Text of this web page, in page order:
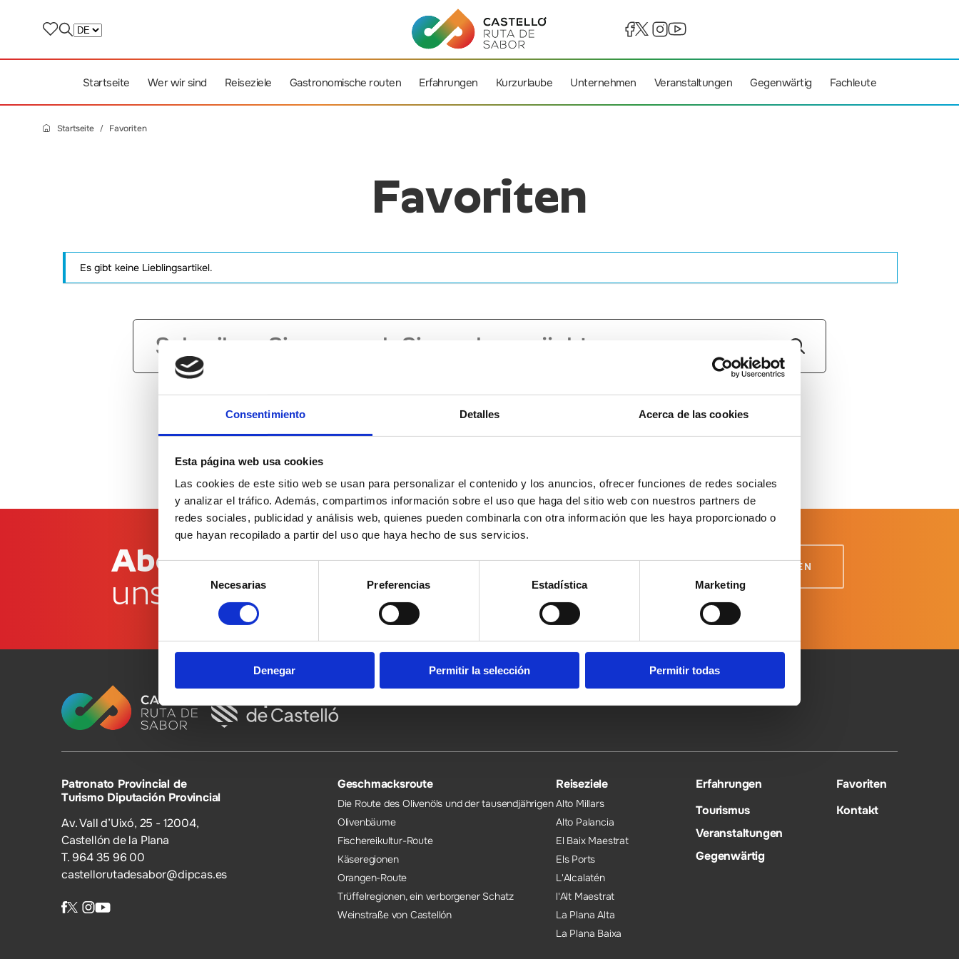
Consentimiento Detalles Acerca de las cookies
Esta página web usa cookies
Las cookies de este sitio web se usan para personalizar el contenido y los anuncios, ofrecer funciones de redes sociales
y analizar el tráfico. Además, compartimos información sobre el uso que haga del sitio web con nuestros partners de
redes sociales, publicidad y análisis web, quienes pueden combinarla con otra información que les haya proporcionado o
que hayan recopilado a partir del uso que haya hecho de sus servicios.
Selección
de
consentimiento
Necesarias Preferencias Estadística Marketing
Denegar Permitir la selección Permitir todas
Startseite Wer wir sind Reiseziele Gastronomische routen Erfahrungen Kurzurlaube Unternehmen Veranstaltungen Gegenwärtig Fachleute
Startseite Favoriten
Favoriten
Es gibt keine Lieblingsartikel.
Abonnieren Sie
unseren Newsletter
die Datenschutzerklärung
Patronato Provincial de
Turismo Diputación Provincial
Av. Vall d’Uixó, 25 - 12004,
Castellón de la Plana
T. 964 35 96 00
castellorutadesabor@dipcas.es
Geschmacksroute
Die Route des Olivenöls und der tausendjährigen
Olivenbäume
Fischereikultur-Route
Käseregionen
Orangen-Route
Trüffelregionen, ein verborgener Schatz
Weinstraße von Castellón
Reiseziele
Alto Millars
Alto Palancia
El Baix Maestrat
Els Ports
L'Alcalatén
l'Alt Maestrat
La Plana Alta
La Plana Baixa
Erfahrungen
Tourismus
Veranstaltungen
Gegenwärtig
Favoriten
Kontakt